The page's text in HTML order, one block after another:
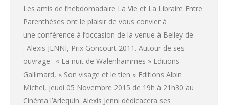
Les amis de l’hebdomadaire La Vie et La Libraire Entre
Parenthèses ont le plaisir de vous convier à
une conférence à l’occasion de la venue à Belley de
: Alexis JENNI, Prix Goncourt 2011. Autour de ses
ouvrage : « La nuit de Walenhammes » Editions
Gallimard, « Son visage et le tien » Editions Albin
Michel, jeudi 05 Novembre 2015 de 19h à 21h30 au
Cinéma l’Arlequin. Alexis Jenni dédicacera ses